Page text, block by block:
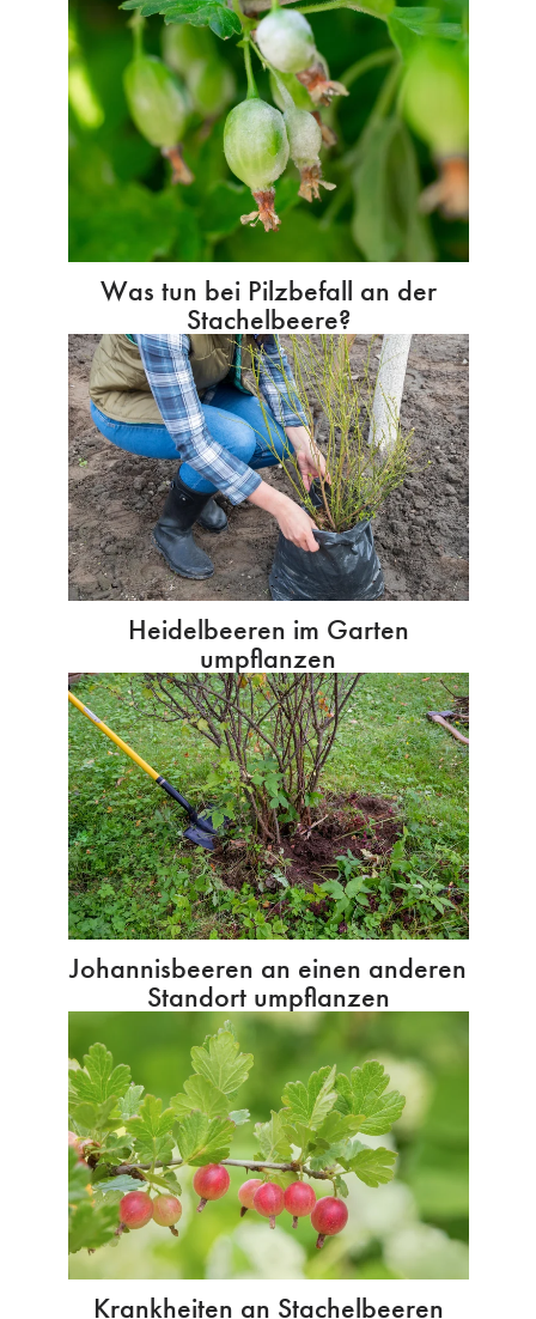
Was tun bei Pilzbefall an der
Stachelbeere?
Heidelbeeren im Garten
umpflanzen
Johannisbeeren an einen anderen
Standort umpflanzen
Krankheiten an Stachelbeeren